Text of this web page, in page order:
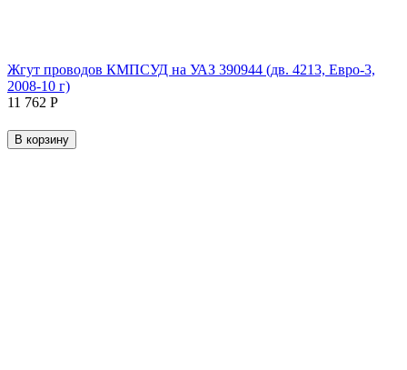
Жгут проводов КМПСУД на УАЗ 390944 (дв. 4213, Евро-3,
2008-10 г)
11 762 Р
В корзину